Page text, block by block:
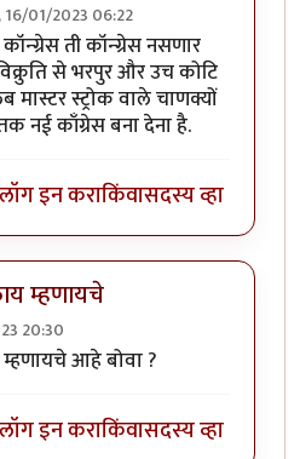
16/01/2023 06:22
वर्ष थांबा.byकंजूस
ती कॉन्ग्रेस नसणार
से भरपुर और उच कोटि
स्ट्रोक वाले चाणक्यों
नई काँग्रेस बना देना है.
लॉग इन कराकिंवासदस्य व्हा
म्हणायचे
20:30
वर्ष थांबा.byकंजूस
आहे बोवा ?
लॉग इन कराकिंवासदस्य व्हा